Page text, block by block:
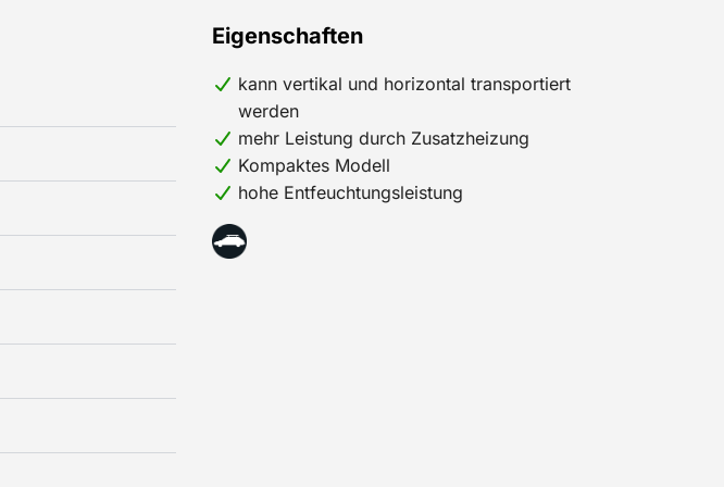
Eigenschaften
kann vertikal und horizontal transportiert
werden
mehr Leistung durch Zusatzheizung
Kompaktes Modell
hohe Entfeuchtungsleistung